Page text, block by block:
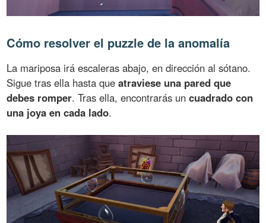
Cómo resolver el puzzle de la anomalía
La mariposa irá escaleras abajo, en dirección al sótano.
Sigue tras ella hasta queatraviese una pared que
debes romper. Tras ella, encontrarás uncuadrado con
una joya en cada lado.